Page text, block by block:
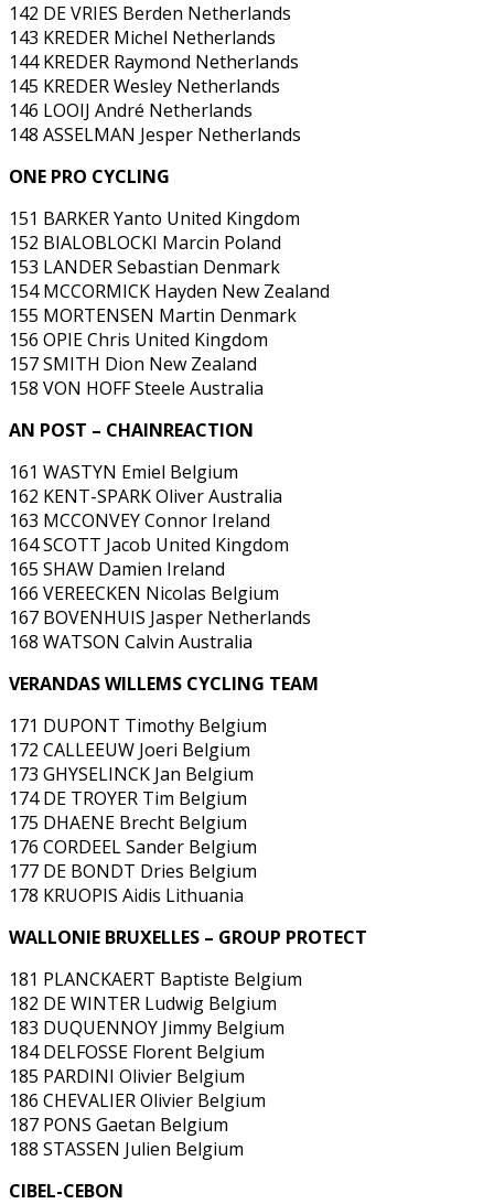
142 DE VRIES Berden Netherlands
143 KREDER Michel Netherlands
144 KREDER Raymond Netherlands
145 KREDER Wesley Netherlands
146 LOOIJ André Netherlands
148 ASSELMAN Jesper Netherlands
ONE PRO CYCLING
151 BARKER Yanto United Kingdom
152 BIALOBLOCKI Marcin Poland
153 LANDER Sebastian Denmark
154 MCCORMICK Hayden New Zealand
155 MORTENSEN Martin Denmark
156 OPIE Chris United Kingdom
157 SMITH Dion New Zealand
158 VON HOFF Steele Australia
AN POST – CHAINREACTION
161 WASTYN Emiel Belgium
162 KENT-SPARK Oliver Australia
163 MCCONVEY Connor Ireland
164 SCOTT Jacob United Kingdom
165 SHAW Damien Ireland
166 VEREECKEN Nicolas Belgium
167 BOVENHUIS Jasper Netherlands
168 WATSON Calvin Australia
VERANDAS WILLEMS CYCLING TEAM
171 DUPONT Timothy Belgium
172 CALLEEUW Joeri Belgium
173 GHYSELINCK Jan Belgium
174 DE TROYER Tim Belgium
175 DHAENE Brecht Belgium
176 CORDEEL Sander Belgium
177 DE BONDT Dries Belgium
178 KRUOPIS Aidis Lithuania
WALLONIE BRUXELLES – GROUP PROTECT
181 PLANCKAERT Baptiste Belgium
182 DE WINTER Ludwig Belgium
183 DUQUENNOY Jimmy Belgium
184 DELFOSSE Florent Belgium
185 PARDINI Olivier Belgium
186 CHEVALIER Olivier Belgium
187 PONS Gaetan Belgium
188 STASSEN Julien Belgium
CIBEL-CEBON